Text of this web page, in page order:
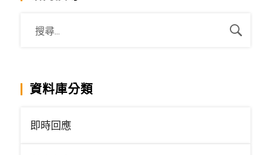
資料庫分類
即時回應